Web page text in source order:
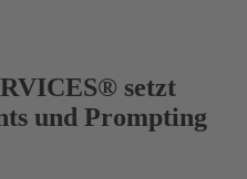
setzt
und Prompting